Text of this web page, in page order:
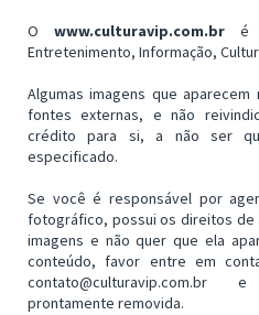
O www.culturavip.com.br é
Entretenimento, Informação,
Algumas imagens que
fontes externas, e não
crédito para si, a não ser
especificado.
Se você é responsável por
fotográfico, possui os direitos de
imagens e não quer que ela
conteúdo, favor entre em
prontamente removida.